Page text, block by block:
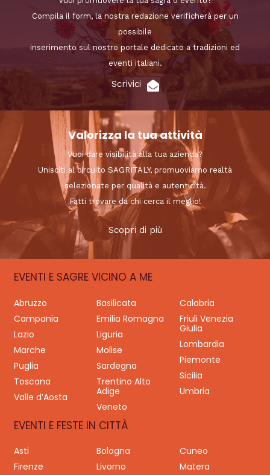
Compila il form, la nostra redazione verificherà per un
possibile
inserimento sul nostro portale dedicato a tradizioni ed
eventi italiani.
Scrivici
Valorizza la tua attività
Vuoi dare visibilità alla tua azienda?
Unisciti al circuito SAGRITALY, promuoviamo realtà
selezionate per qualità e autenticità.
Fatti trovare da chi cerca il meglio!
Scopri di più
EVENTI E SAGRE VICINO A ME
Abruzzo Basilicata
Calabria
Campania
Emilia Romagna
Friuli Venezia
Giulia
Lazio
Liguria
Lombardia
Marche
Molise
Piemonte
Puglia
Sardegna
Sicilia
Toscana
Trentino Alto
Adige
Umbria
Valle d’Aosta
Veneto
EVENTI E FESTE IN CITTÀ
Asti Bologna
Cuneo
Firenze
Livorno
Matera